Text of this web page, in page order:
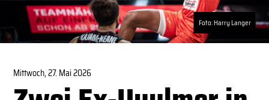
Foto: Harry Langer
Mittwoch, 27. Mai 2026